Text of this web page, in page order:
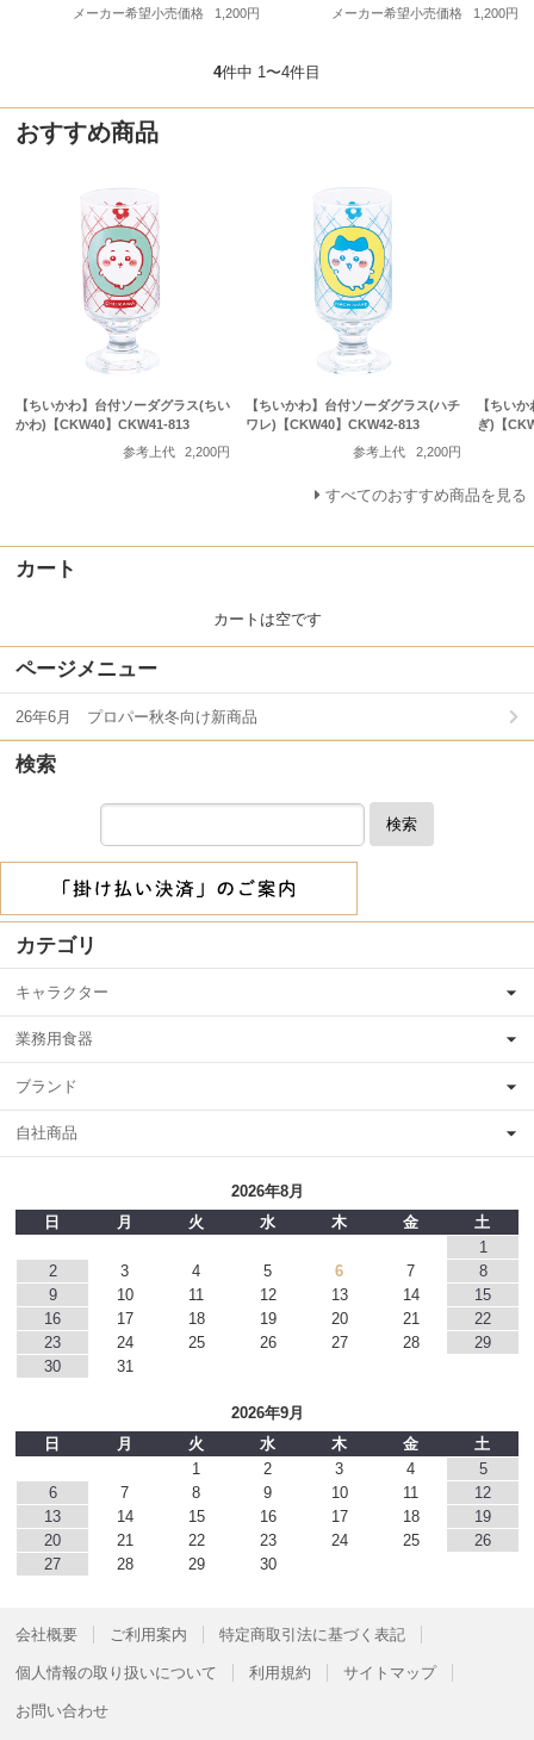
メーカー希望小売価格
1,200円
メーカー希望小売価格
1,200円
4件中 1〜4件目
おすすめ商品
【ちいかわ】台付ソーダグラス(ちい
かわ)【CKW40】CKW41-813
参考上代
2,200円
【ちいかわ】台付ソーダグラス(ハチ
ワレ)【CKW40】CKW42-813
参考上代
2,200円
【ちい
ぎ)【
すべてのおすすめ商品を見る
カート
カートは空です
ページメニュー
26年6月 プロパー秋冬向け新商品
検索
検索
カテゴリ
キャラクター
業務用食器
ブランド
自社商品
2026年8月
日
月 火 水 木 金
土
1
2
3 4 5 6 7
8
9
10 11 12 13 14
15
16
17 18 19 20 21
22
23
24 25 26 27 28
29
30
31
2026年9月
日
月 火 水 木 金
土
1
2 3 4
5
6
7 8 9 10 11
12
13
14 15 16 17 18
19
20
21 22 23 24 25
26
27
28 29 30
会社概要 ご利用案内 特定商取引法に基づく表記
個人情報の取り扱いについて 利用規約 サイトマップ
お問い合わせ